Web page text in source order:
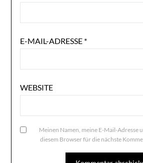
E-MAIL-ADRESSE *
WEBSITE
Meinen Namen, meine E-Mail-Adresse
diesem Browser für die nächste